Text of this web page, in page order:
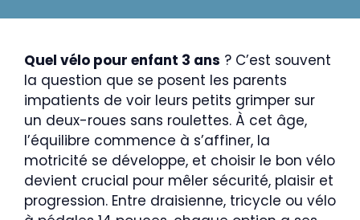
Quel vélo pour enfant 3 ans ? C’est souvent
la question que se posent les parents
impatients de voir leurs petits grimper sur
un deux-roues sans roulettes. À cet âge,
l’équilibre commence à s’affiner, la
motricité se développe, et choisir le bon vélo
devient crucial pour mêler sécurité, plaisir et
progression. Entre draisienne, tricycle ou vélo